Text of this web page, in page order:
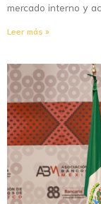
mercado interno y
Leer más »